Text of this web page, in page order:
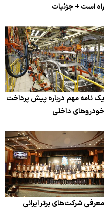
راه است + جزئیات
یک نامه مهم درباره پیش پرداخت
خودروهای داخلی
معرفی شرکت‌های برتر ایرانی